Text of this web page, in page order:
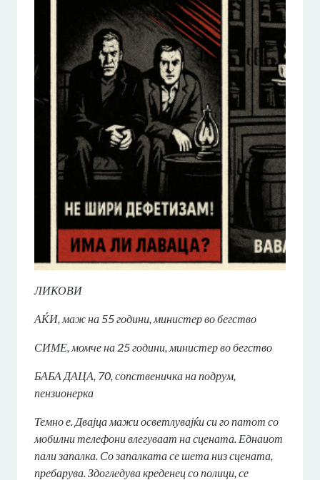
ЛИКОВИ
АЌИ, маж на 55 години, министер во бегство
СИМЕ, момче на 25 години, министер во бегство
БАБА ДАЦА, 70, сопственичка на подрум,
пензионерка
Темно е. Двајца мажи осветлувајќи си го патот со
мобилни телефони влегуваат на сцената. Еднаиот
пали запалка. Со запалката се шета низ сцената,
пребарува. Здогледува креденец со полици, се